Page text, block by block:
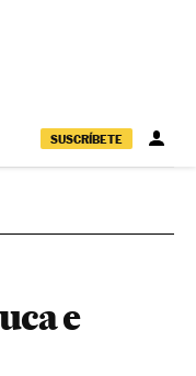
SUSCRÍBETE
e